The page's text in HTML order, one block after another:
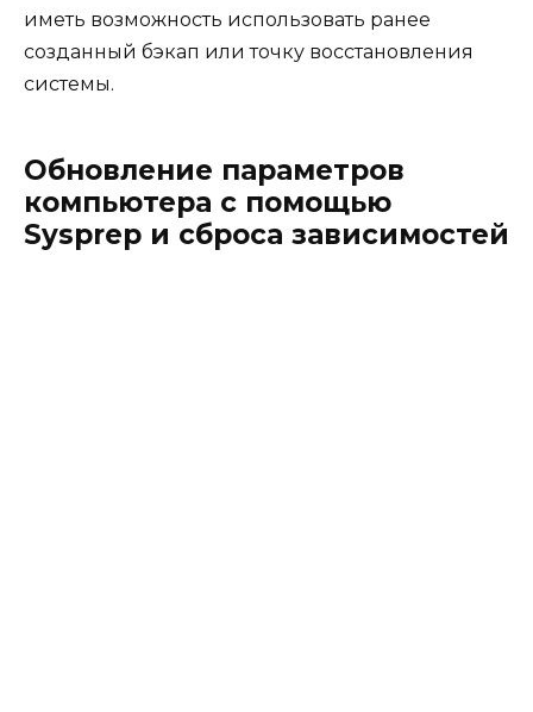
иметь возможность использовать ранее
созданный бэкап или точку восстановления
системы.
Обновление параметров
компьютера с помощью
Sysprep и сброса зависимостей